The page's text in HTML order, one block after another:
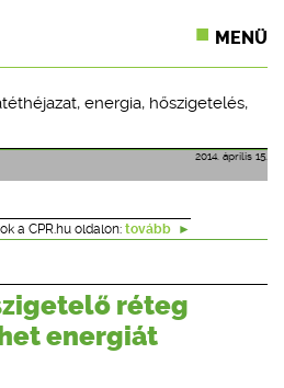
MENÜ
JOG
KÉPZÉSEK
SEGÉDLETEK
, energia, hőszigetelés,
2014. április 15.
a CPR.hu oldalon: tovább
réteg
energiát